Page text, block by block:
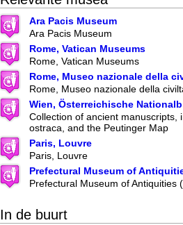
Ara Pacis Museum
Ara Pacis Museum
Rome, Vatican Museums
Rome, Vatican Museums
Rome, Museo nazionale della
Rome, Museo nazionale della
Wien, Österreichische
Collection of ancient manuscripts,
ostraca, and the Peutinger Map
Paris, Louvre
Paris, Louvre
Prefectural Museum of
Prefectural Museum of Antiquities
In de buurt